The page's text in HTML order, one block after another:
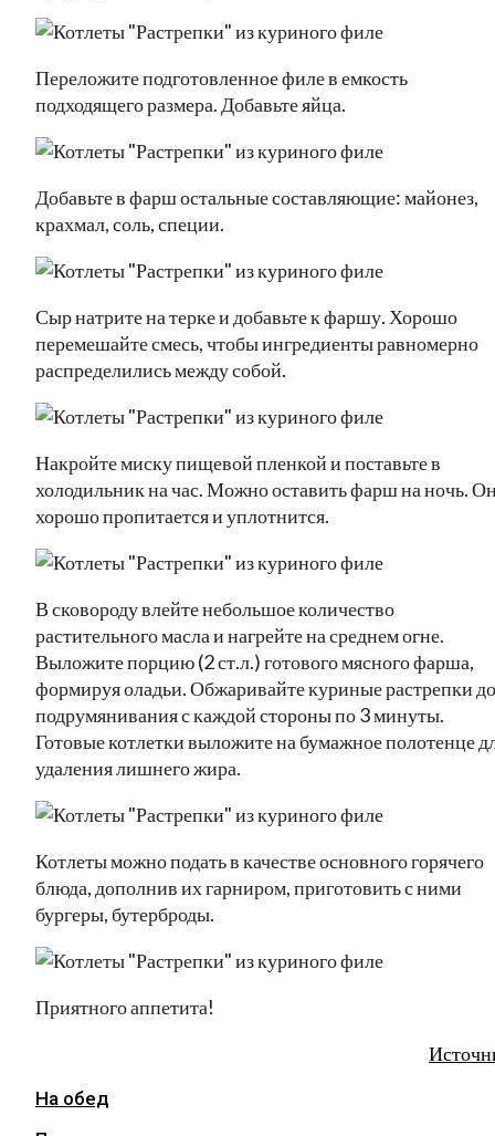
Переложите подготовленное филе в емкость
подходящего размера. Добавьте яйца.
Добавьте в фарш остальные составляющие: майонез,
крахмал, соль, специи.
Сыр натрите на терке и добавьте к фаршу. Хорошо
перемешайте смесь, чтобы ингредиенты равномерно
распределились между собой.
Накройте миску пищевой пленкой и поставьте в
холодильник на час. Можно оставить фарш на ночь.
хорошо пропитается и уплотнится.
В сковороду влейте небольшое количество
растительного масла и нагрейте на среднем огне.
Выложите порцию (2 ст.л.) готового мясного фарша,
формируя оладьи. Обжаривайте куриные растрепки до
подрумянивания с каждой стороны по 3 минуты.
Готовые котлетки выложите на бумажное полотенце
удаления лишнего жира.
Котлеты можно подать в качестве основного горячего
блюда, дополнив их гарниром, приготовить с ними
бургеры, бутерброды.
Приятного аппетита!
На обед